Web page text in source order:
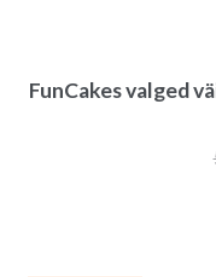
FunCakes valged